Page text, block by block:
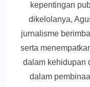
kepentingan
dikelolanya,
jurnalisme
serta
dalam kehidupan
dalam